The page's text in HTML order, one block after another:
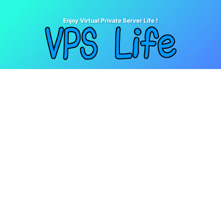
Enjoy Virtual Private Server Life !